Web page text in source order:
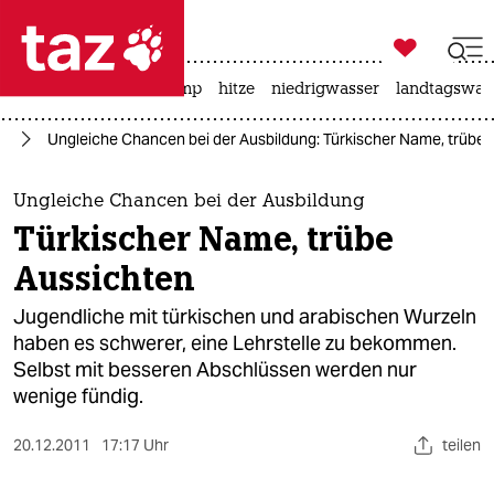
 taz zahl ich
taz zahl ich
themen
politik
öko
gesellschaft
kultur
sport

taz zahl ich
usa unter trump hitze niedrigwasser
Ungleiche Chancen bei der Ausbildung: Türkischer Name, trübe
Ungleiche Chancen bei der Ausbildung
Türkischer Name, trübe
Aussichten
Jugendliche mit türkischen und arabischen Wurzeln
haben es schwerer, eine Lehrstelle zu bekommen.
Selbst mit besseren Abschlüssen werden nur
wenige fündig.
20.12.2011 17:17 Uhr teilen